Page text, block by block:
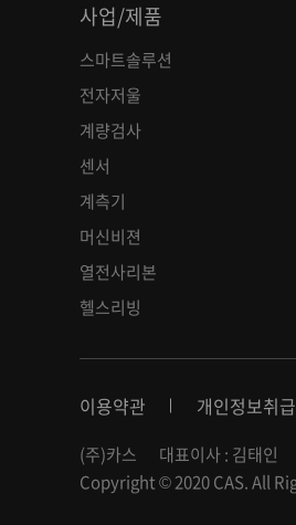
사업/제품
스마트솔루션
전자저울
계량검사
센서
계측기
머신비젼
열전사리본
헬스리빙
이용약관 개인정보취
(주)카스 대표이사 : 김태인
Copyright © 2020 CAS. All